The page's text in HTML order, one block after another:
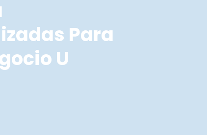
Para
U